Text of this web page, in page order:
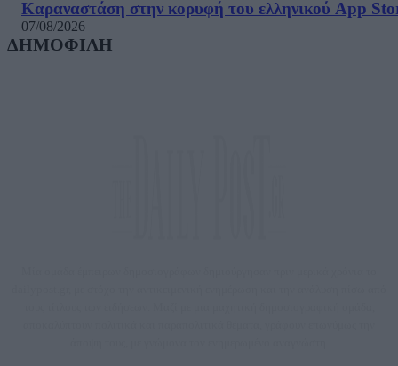
Καραναστάση στην κορυφή του ελληνικού App
07/08/2026
ΔΗΜΟΦΙΛΗ